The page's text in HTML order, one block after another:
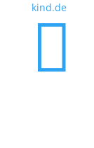
kind.de
